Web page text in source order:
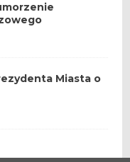
Miasta o